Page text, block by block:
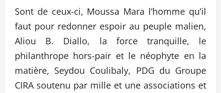
Sont de ceux-ci, Moussa Mara l’homme qu’il
faut pour redonner espoir au peuple malien,
Aliou B. Diallo, la force tranquille, le
philanthrope hors-pair et le néophyte en la
matière, Seydou Coulibaly, PDG du Groupe
CIRA soutenu par mille et une associations et